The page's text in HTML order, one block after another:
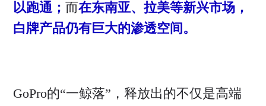
以跑通； 而在东南亚、拉美等新兴市场，
白牌产品仍有巨大的渗透空间。
GoPro的“一鲸落”，释放出的不仅是高端